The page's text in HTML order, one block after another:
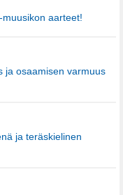
aarteet!
ja osaamisen varmuus
ja teräskielinen